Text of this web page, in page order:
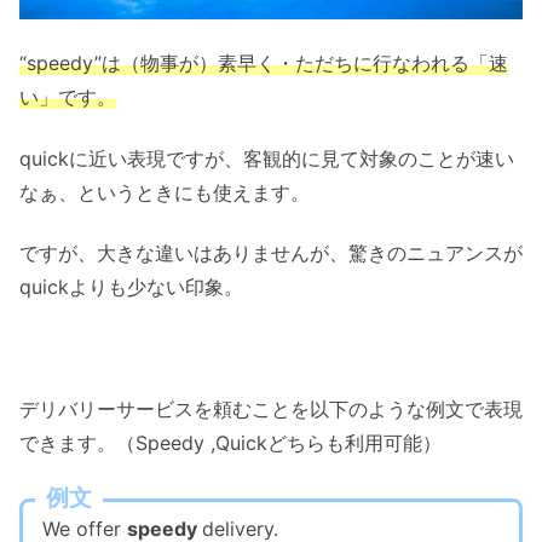
“speedy”は（物事が）素早く・ただちに行なわれる「速
い」です。
quickに近い表現ですが、客観的に見て対象のことが速い
なぁ、というときにも使えます。
ですが、大きな違いはありませんが、驚きのニュアンスが
quickよりも少ない印象。
デリバリーサービスを頼むことを以下のような例文で表現
できます。（Speedy ,Quickどちらも利用可能）
例文
We offer speedy delivery.